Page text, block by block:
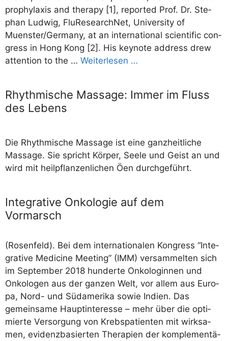
pro­phy­la­xis and the­ra­py [1], repor­ted Prof. Dr. Ste­
phan Lud­wig, Flu­Re­se­arch­Net, Uni­ver­si­ty of
Muenster/​​Germany, at an inter­na­tio­nal sci­en­ti­fic con­
gress in Hong Kong [2]. His key­note address drew
atten­ti­on to the … Wei­ter­le­sen …
Rhythmische Massage: Immer im Fluss
des Lebens
Die Rhyth­mi­sche Mas­sa­ge ist eine ganz­heit­li­che
Mas­sa­ge. Sie spricht Kör­per, See­le und Geist an und
wird mit heil­pflan­zen­li­chen Öen durchgeführt.
Integrative Onkologie auf dem
Vormarsch
(Rosen­feld). Bei dem inter­na­tio­na­len Kon­gress “Inte­
gra­ti­ve Medi­ci­ne Mee­ting” (IMM) ver­sam­mel­ten sich
im Sep­tem­ber 2018 hun­der­te Onko­lo­gin­nen und
Onko­lo­gen aus der gan­zen Welt, vor allem aus Euro­
pa, Nord- und Süd­ame­ri­ka sowie Indi­en. Das
gemein­sa­me Haupt­in­ter­es­se – mehr über die opti­
mier­te Ver­sor­gung von Krebs­pa­ti­en­ten mit wirk­sa­
men, evi­denz­ba­sier­ten The­ra­pien der kom­ple­men­tä­